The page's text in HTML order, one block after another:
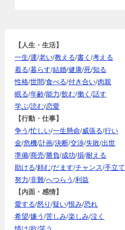
【人生・生活】
一生/運/老い/教える/書く /考える
着る/暮らす/結婚/健康/死/知る
性格/世間/食べる/付き合い/肉親
眠る/年齢/能力/飲む/働く /話す
学ぶ/読む/恋愛
【行動・仕事】
争う/忙しい/一生懸命/威張る/行い
金/危機/計画/決断/交渉/失敗/出世
準備/商売/勝負/成功/損/耐える
助ける/頼む/だます/チャンス/手立て
努力/非難/へつらう/利益
【内面・感情】
愛する/怒り/疑い/恨み/恐れ
希望/嫌う/苦しみ/楽しみ/泣く
情け/欲/笑う